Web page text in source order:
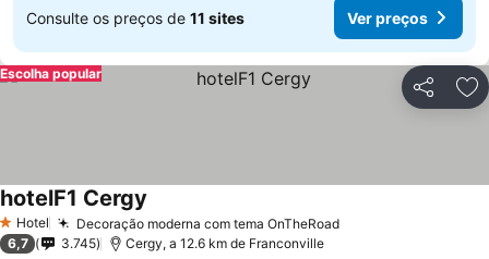
Consulte os preços de 11 sites Ver preços
Partilhar
Escolha popular
1 Estrelas
Hotel Decoração moderna com tema OnTheRoadVer preços
hotelF1 Cergy
6,7 3.745 Cergy, a 12.6 km de Franconville